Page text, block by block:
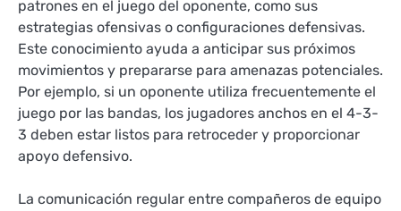
patrones en el juego del oponente, como sus
estrategias ofensivas o configuraciones defensivas.
Este conocimiento ayuda a anticipar sus próximos
movimientos y prepararse para amenazas potenciales.
Por ejemplo, si un oponente utiliza frecuentemente el
juego por las bandas, los jugadores anchos en el 4-3-
3 deben estar listos para retroceder y proporcionar
apoyo defensivo.
La comunicación regular entre compañeros de equipo